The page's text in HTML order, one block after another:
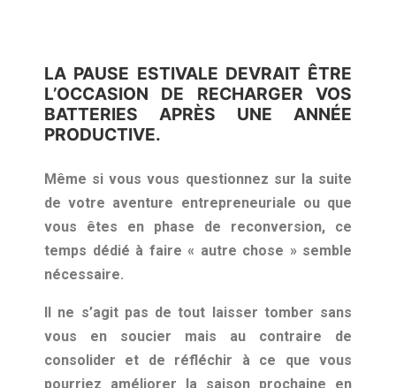
LA PAUSE ESTIVALE DEVRAIT ÊTRE
L’OCCASION DE RECHARGER VOS
BATTERIES APRÈS UNE ANNÉE
PRODUCTIVE.
Même si vous vous questionnez sur la suite
de votre aventure entrepreneuriale ou que
vous êtes en phase de reconversion, ce
temps dédié à faire « autre chose » semble
nécessaire.
Il ne s’agit pas de tout laisser tomber sans
vous en soucier mais au contraire de
consolider et de réfléchir à ce que vous
pourriez améliorer la saison prochaine en